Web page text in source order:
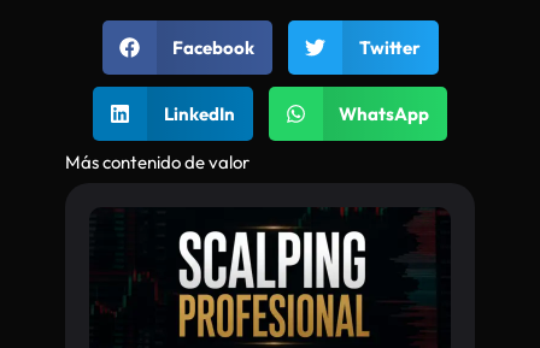
Facebook Twitter
LinkedIn WhatsApp
Más contenido de valor